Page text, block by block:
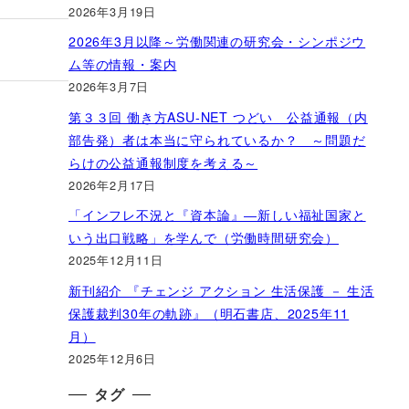
2026年3月19日
2026年3月以降～労働関連の研究会・シンポジウ
ム等の情報・案内
2026年3月7日
第３３回 働き方ASU-NET つどい 公益通報（内
部告発）者は本当に守られているか？ ～問題だ
らけの公益通報制度を考える～
2026年2月17日
「インフレ不況と『資本論』―新しい福祉国家と
いう出口戦略」を学んで（労働時間研究会）
2025年12月11日
新刊紹介 『チェンジ アクション 生活保護 － 生活
保護裁判30年の軌跡』（明石書店、2025年11
月）
2025年12月6日
タグ